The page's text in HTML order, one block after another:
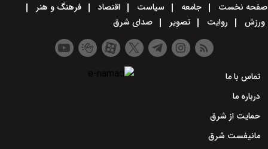
صفحه نخست جامعه سیاست اقتصاد
فرهنگ و هنر
ورزش
روایت تصویر صدای شرق
تماس با ما
درباره ما
حمایت از شرق
مانیفست شرق